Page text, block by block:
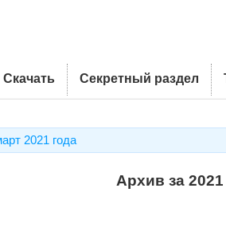
Скачать Секретный раздел
2021 года
Архив за 2021